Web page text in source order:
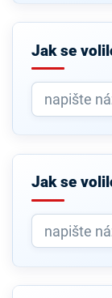
Jak se
Jak se